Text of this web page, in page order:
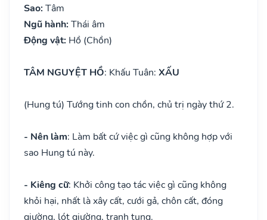
Sao: Tâm
Ngũ hành: Thái âm
Động vật: Hồ (Chồn)
TÂM NGUYỆT HỒ: Khấu Tuân: XẤU
(Hung tú) Tướng tinh con chồn, chủ trị ngày thứ 2.
- Nên làm: Làm bất cứ việc gì cũng không hợp với
sao Hung tú này.
- Kiêng cữ: Khởi công tạo tác việc gì cũng không
khỏi hại, nhất là xây cất, cưới gả, chôn cất, đóng
giường, lót giường, tranh tụng.